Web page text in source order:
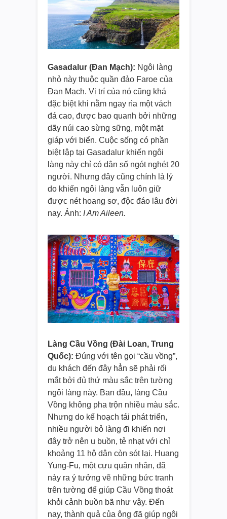
Gasadalur (Đan Mạch): Ngôi làng
nhỏ này thuộc quần đảo Faroe của
Đan Mạch. Vị trí của nó cũng khá
đặc biệt khi nằm ngay rìa một vách
đá cao, được bao quanh bởi những
dãy núi cao sừng sững, một mặt
giáp với biển. Cuộc sống có phần
biệt lập tại Gasadalur khiến ngôi
làng này chỉ có dân số ngót nghét 20
người. Nhưng đây cũng chính là lý
do khiến ngôi làng vẫn luôn giữ
được nét hoang sơ, độc đáo lâu đời
nay. Ảnh: I Am Aileen.
Làng Cầu Vồng (Đài Loan, Trung
Quốc): Đúng với tên gọi “cầu vồng”,
du khách đến đây hẳn sẽ phải rối
mắt bởi đủ thứ màu sắc trên tường
ngôi làng này. Ban đầu, làng Cầu
Vồng không pha trộn nhiều màu sắc.
Nhưng do kế hoạch tái phát triển,
nhiều người bỏ làng đi khiến nơi
đây trở nên u buồn, tẻ nhạt với chỉ
khoảng 11 hộ dân còn sót lại. Huang
Yung-Fu, một cựu quân nhân, đã
nảy ra ý tưởng vẽ những bức tranh
trên tường để giúp Cầu Vồng thoát
khỏi cảnh buồn bã như vậy. Đến
nay, thành quả của ông đã giúp ngôi